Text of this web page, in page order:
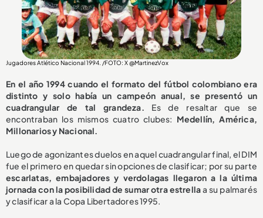
Jugadores Atlético Nacional 1994. /FOTO: X @MartinezVox
En el año 1994 cuando el formato del fútbol colombiano era
distinto y solo había un campeón anual, se presentó un
cuadrangular de tal grandeza. Es de resaltar que se
encontraban los mismos cuatro clubes: Medellín, América,
Millonarios y Nacional.
Luego de agonizantes duelos en aquel cuadrangular final, el DIM
fue el primero en quedar sin opciones de clasificar; por su parte
escarlatas, embajadores y verdolagas llegaron a la última
jornada con la posibilidad de sumar otra estrellaa su palmarés
y clasificar a la Copa Libertadores 1995.